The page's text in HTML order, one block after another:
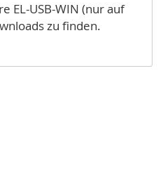
EL-USB-WIN (nur auf
zu finden.